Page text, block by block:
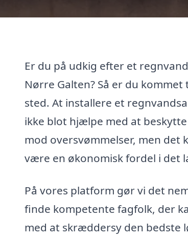
Er du på udkig efter et
Nørre Galten? Så er du
sted. At installere et
ikke blot hjælpe med at
mod oversvømmelser, men det
være en økonomisk fordel i det
På vores platform gør vi det
finde kompetente fagfolk, der
med at skræddersy den bedste